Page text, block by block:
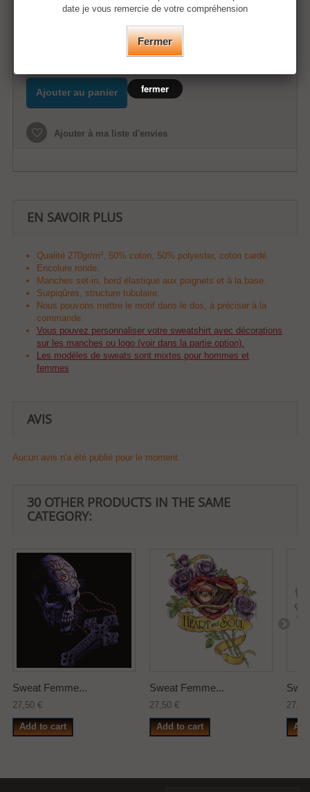
Ajouter au panier
Ajouter à ma liste d'envies
EN SAVOIR PLUS
Qualité 270gr/m², 50% coton, 50% polyester, coton cardé.
Encolure ronde.
Manches set-in, bord élastique aux poignets et à la base.
Surpiqûres, structure tubulaire.
Nous pouvons mettre le motif dans le dos, à préciser à la
commande.
Vous pouvez personnaliser votre sweatshirt avec décorations
sur les manches ou logo (voir dans la partie option).
Les modèles de sweats sont mixtes pour hommes et
femmes
AVIS
Aucun avis n'a été publié pour le moment.
30 OTHER PRODUCTS IN THE SAME
CATEGORY:
Sweat Femme...
27,50 €
Add to cart
Sweat Femme...
27,50 €
Add to cart
date je vous remercie de votre compréhension
Fermer
fermer